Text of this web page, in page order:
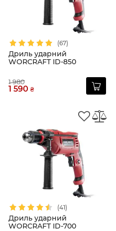
(67)
Дриль ударний
WORCRAFT ID-850
1 980
1 590 ₴
(41)
Дриль ударний
WORCRAFT ID-700